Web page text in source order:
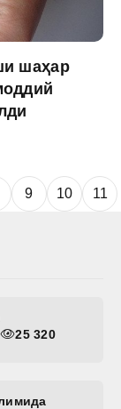
шаҳар
9 10 11
25 320